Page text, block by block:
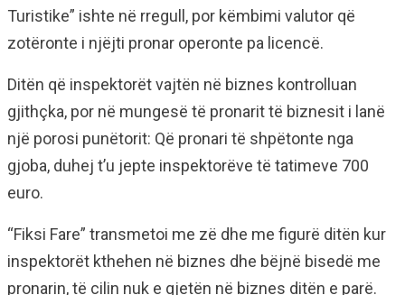
Turistike” ishte në rregull, por këmbimi valutor që
zotëronte i njëjti pronar operonte pa licencë.
Ditën që inspektorët vajtën në biznes kontrolluan
gjithçka, por në mungesë të pronarit të biznesit i lanë
një porosi punëtorit: Që pronari të shpëtonte nga
gjoba, duhej t’u jepte inspektorëve të tatimeve 700
euro.
“Fiksi Fare” transmetoi me zë dhe me figurë ditën kur
inspektorët kthehen në biznes dhe bëjnë bisedë me
pronarin, të cilin nuk e gjetën në biznes ditën e parë.